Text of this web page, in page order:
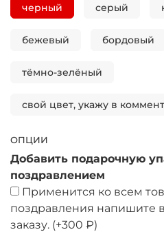
черный серый
бежевый бордовый
тёмно-зелёный
свой цвет, укажу в
ОПЦИИ
Добавить подарочную
поздравлением
Применится ко всем
поздравления напишите
заказу. (+300 ₽)